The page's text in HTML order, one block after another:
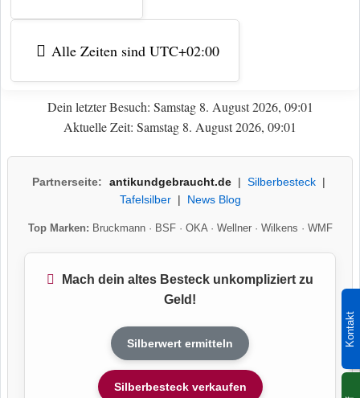
Kontakt
Alle Zeiten sind UTC+02:00
Dein letzter Besuch: Samstag 8. August 2026, 09:01
Aktuelle Zeit: Samstag 8. August 2026, 09:01
Partnerseite: antikundgebraucht.de| Silberbesteck|
Tafelsilber| News Blog
Top Marken: Bruckmann· BSF· OKA· Wellner· Wilkens · WMF
Mach dein altes Besteck unkompliziert zu
Geld!
Silberwert ermitteln
Silberbesteck verkaufen